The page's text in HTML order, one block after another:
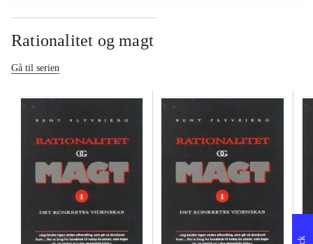
Rationalitet og magt
Gå til serien